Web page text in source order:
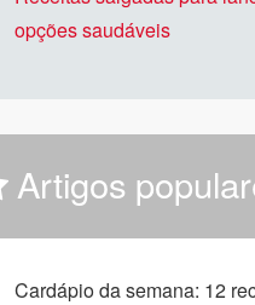
opções saudáveis
Artigos
Cardápio da semana: 12